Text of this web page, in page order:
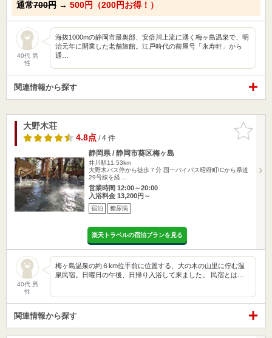
通常700円 → 500円（200円お得！）
40代 男
性
海抜1000mの静岡市最奥部、安倍川上流に湧く梅ヶ島温泉で、明
治元年に開業した老舗旅館。江戸時代の前屋号「永寿軒」から
通…
関連情報から探す
お気に入
りに追加
大野木荘
4.8点/ 4 件
静岡県 / 静岡市葵区梅ヶ島
井川駅11.53km
大野木バス停から徒歩７分 国一バイパス昭府町ICから県道
29号線を経…
営業時間 12:00～20:00
入浴料金 13,200円～
宿泊 糖尿病
楽天トラベルの宿泊プランを見る
40代 男
性
梅ヶ島温泉の約６km位手前に位置する、大の木の山里に佇む温
泉民宿。日曜日の午後、日帰り入浴して来ました。 民宿とは…
関連情報から探す